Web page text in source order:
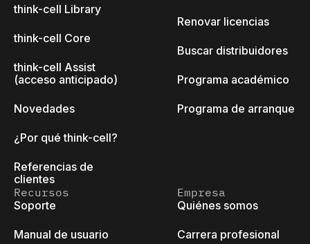
think-cell Library
think-cell Core
think-cell Assist
(acceso anticipado)
Novedades
¿Por qué think-cell?
Referencias de
clientes
Renovar licencias
Buscar distribuidores
Programa académico
Programa de arranque
Recursos
Soporte
Manual de usuario
Empresa
Quiénes somos
Carrera profesional